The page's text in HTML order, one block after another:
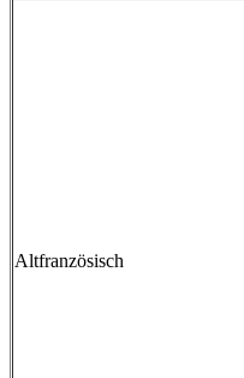
Altfranzösisch